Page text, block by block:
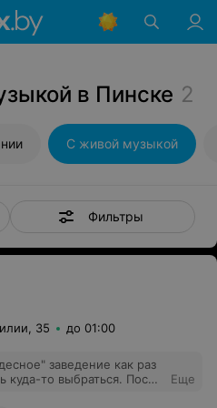
в Пинске 2
С живой музыкой
Фильтры
35 до 01:00
заведение как раз
куда-то выбраться. После
Еще